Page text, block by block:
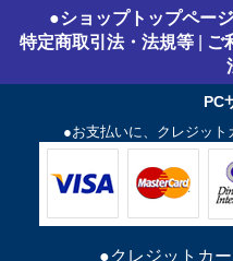
●ショップトップページ
特定商取引法・法規等
ご
PC
●お支払いに、クレジット
●クレジットカ